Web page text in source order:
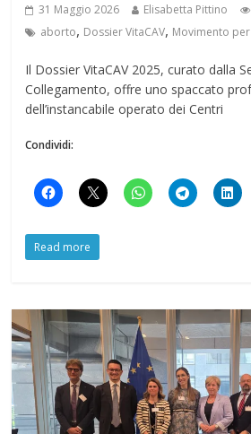
31 Maggio 2026 Elisabetta Pittino
aborto, Dossier VitaCAV, Movimento per
Il Dossier VitaCAV 2025, curato dalla
Collegamento, offre uno spaccato
dell’instancabile operato dei Centri
Condividi:
Read more